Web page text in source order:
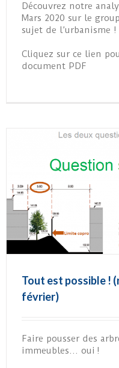
Découvrez notre
Mars 2020 sur le
sujet de l’urbanisme !
Cliquez sur ce lien
document PDF
Tout est possible !
février)
Faire pousser des
immeubles… oui !